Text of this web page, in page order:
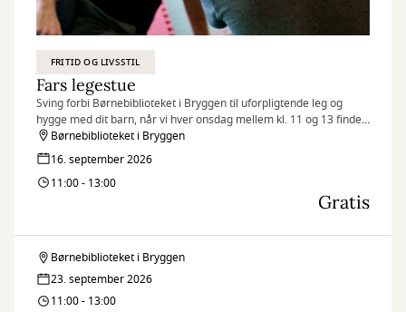
FRITID OG LIVSSTIL
Fars legestue
Sving forbi Børnebiblioteket i Bryggen til uforpligtende leg og
hygge med dit barn, når vi hver onsdag mellem kl. 11 og 13 finder
legetøjet frem og inviterer til Fars legestue.
Børnebiblioteket i Bryggen
16. september 2026
11:00 - 13:00
Gratis
Fars
legestue
Børnebiblioteket i Bryggen
23. september 2026
11:00 - 13:00